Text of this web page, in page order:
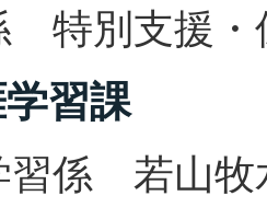
別支援・
習課
係 若山牧